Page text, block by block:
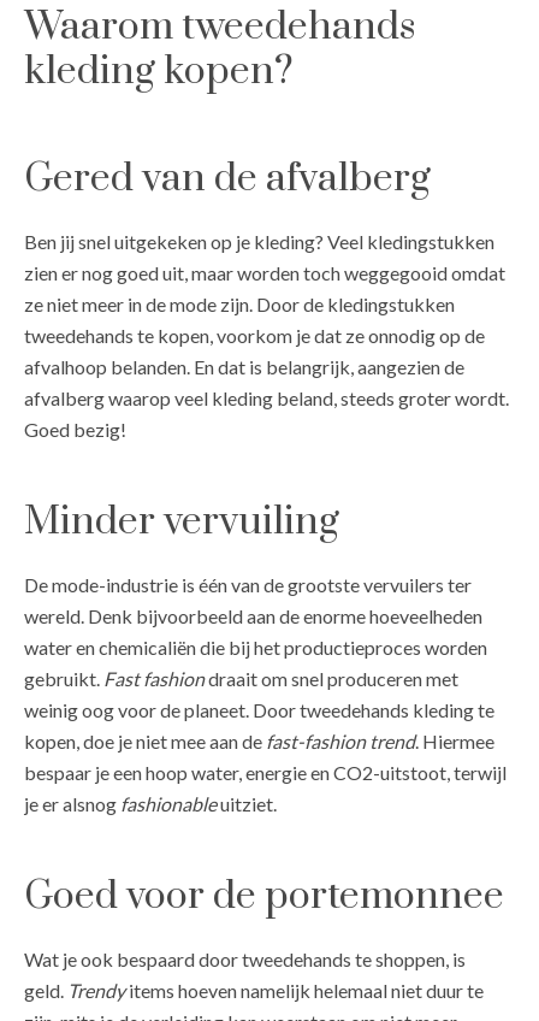
Waarom tweedehands
kleding kopen?
Gered van de afvalberg
Ben jij snel uitgekeken op je kleding? Veel kledingstukken
zien er nog goed uit, maar worden toch weggegooid omdat
ze niet meer in de mode zijn. Door de kledingstukken
tweedehands te kopen, voorkom je dat ze onnodig op de
afvalhoop belanden. En dat is belangrijk, aangezien de
afvalberg waarop veel kleding beland, steeds groter wordt.
Goed bezig!
Minder vervuiling
De mode-industrie is één van de grootste vervuilers ter
wereld. Denk bijvoorbeeld aan de enorme hoeveelheden
water en chemicaliën die bij het productieproces worden
gebruikt. Fast fashiondraait om snel produceren met
weinig oog voor de planeet. Door tweedehands kleding te
kopen, doe je niet mee aan de fast-fashion trend. Hiermee
bespaar je een hoop water, energie en CO2-uitstoot, terwijl
je er alsnog fashionableuitziet.
Goed voor de portemonnee
Wat je ook bespaard door tweedehands te shoppen, is
geld. Trendyitems hoeven namelijk helemaal niet duur te